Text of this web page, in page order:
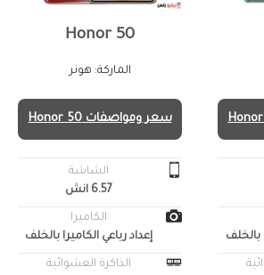
بالخلف
Honor 50
الماركة: هونر
سعر ومواصفات Honor 50
الشاشة
6.57 انش
الكاميرا
إعداد رباعي الكاميرا بالخلف
الذاكرة العشوائية